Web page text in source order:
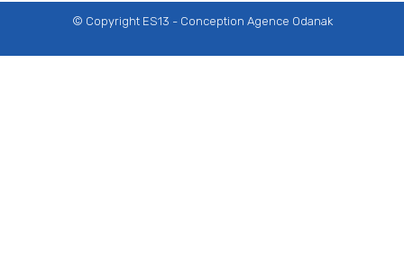
© Copyright ES13 - Conception Agence Odanak